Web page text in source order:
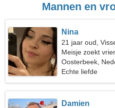
Mannen en
Nina
21 jaar oud,
Meisje zoekt
Oosterbeek,
Echte liefde
Damien